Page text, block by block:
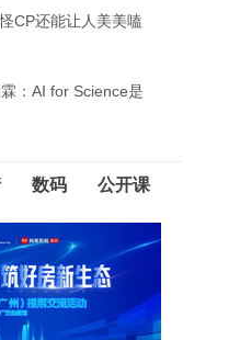
CP还能让人美美嗑
：AI for Science是
数码 公开课